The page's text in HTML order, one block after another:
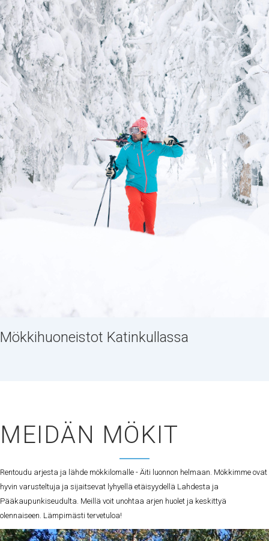
Mökkihuoneistot Katinkullassa
MEIDÄN MÖKIT
Rentoudu arjesta ja lähde mökkilomalle - Äiti luonnon helmaan. Mökkimme ovat
hyvin varusteltuja ja sijaitsevat lyhyellä etäisyydellä Lahdesta ja
Pääkaupunkiseudulta. Meillä voit unohtaa arjen huolet ja keskittyä
olennaiseen. Lämpimästi tervetuloa!